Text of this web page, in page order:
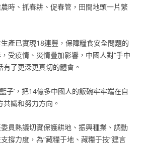
時、抓春耕、促春管，田間地頭一片繁
產已實現18連豐，保障糧食安全問題的
受疫情、災情疊加影響，中國人對“手中
了更深更真切的體會。
籃子’，把14億多中國人的飯碗牢牢端在自
共識和努力方向。
員熱議切實保護耕地、振興種業、調動
撐力度，為“藏糧于地、藏糧于技”建言